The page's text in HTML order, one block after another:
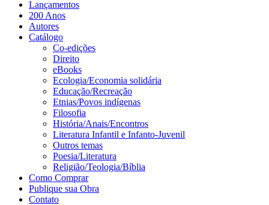
Lançamentos
200 Anos
Autores
Catálogo
Co-edições
Direito
eBooks
Ecologia/Economia solidária
Educação/Recreação
Etnias/Povos indígenas
Filosofia
História/Anais/Encontros
Literatura Infantil e Infanto-Juvenil
Outros temas
Poesia/Literatura
Religião/Teologia/Bíblia
Como Comprar
Publique sua Obra
Contato